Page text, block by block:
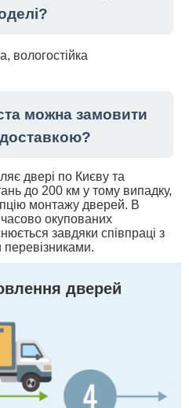
вологостійка
можна замовити
двері по Києву та
до 200 км у тому випадку,
монтажу дверей. В
окупованих
завдяки співпраці з
перевізниками.
дверей